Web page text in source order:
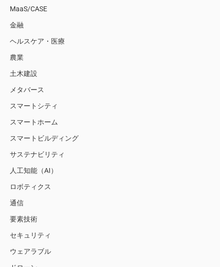
MaaS/CASE
金融
ヘルスケア・医療
農業
土木建設
メタバース
スマートシティ
スマートホーム
スマートビルディング
サステナビリティ
人工知能（AI）
ロボティクス
通信
要素技術
セキュリティ
ウェアラブル